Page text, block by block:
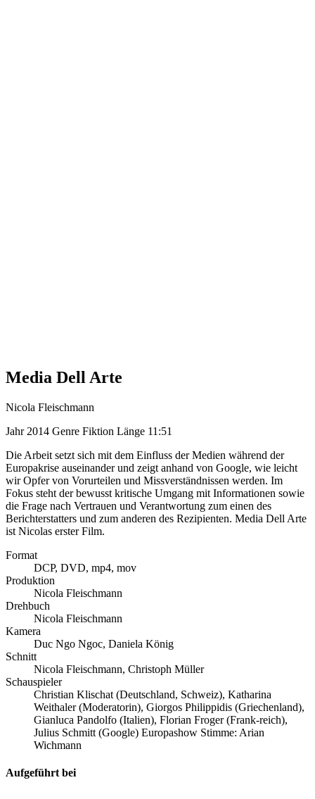
Media Dell Arte
Nicola Fleischmann
Jahr2014 Genre Fiktion Länge 11:51
Die Arbeit setzt sich mit dem Einfluss der Medien während der
Europakrise auseinander und zeigt anhand von Google, wie leicht
wir Opfer von Vorurteilen und Missverständnissen werden. Im
Fokus steht der bewusst kritische Umgang mit Informationen sowie
die Frage nach Vertrauen und Verantwortung zum einen des
Berichterstatters und zum anderen des Rezipienten. Media Dell Arte
ist Nicolas erster Film.
Format
DCP, DVD, mp4, mov
Produktion
Nicola Fleischmann
Drehbuch
Nicola Fleischmann
Kamera
Duc Ngo Ngoc, Daniela König
Schnitt
Nicola Fleischmann, Christoph Müller
Schauspieler
Christian Klischat (Deutschland, Schweiz), Katharina
Weithaler (Moderatorin), Giorgos Philippidis (Griechenland),
Gianluca Pandolfo (Italien), Florian Froger (Frank-reich),
Julius Schmitt (Google) Europashow Stimme: Arian
Wichmann
Aufgeführt bei